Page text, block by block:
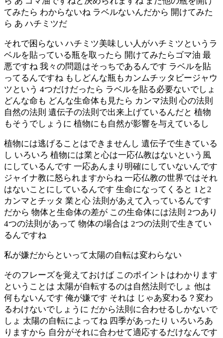
てみたら わからないね ラベルないんだから 開けてみた
ら あ ハチミツだ
それで困らない ハチミツ美味しい人がハチミツというラ
ベルを貼っている瓶を取ったら 開けてみたらゴマ油 最
悪ですね 我々の問題はそっちであるんです ラベルを貼
ってるんですね もしどんな瓶もカンムチッタビージャウ
ツという 4つだけだったら ラベルを貼る必要ないでしょ
どんな命も どんな生命体も見たら カンマ法則 心の法則
自然の法則 遺伝子の法則で出来上げているんだと 植物
もそうでしょうに 植物にも自然が影響を与えているし
植物には逃げることはできませんし 遺伝子で生きている
し いろいろ 植物には業と心は一応仏教はないという風
にしているんです 一応あんまり明確にしていないんです
ジャイナ教に怒られますからね 一応仏教の世界ではそれ
はないことにしているんです 生命になってくると 1と2
カンマとチッタ 業と心 法則があえて入っているんです
だから 物体と生命体の差が この生命体には法則 2つあり
4つの法則があって 物体の場合は 2つの法則で生きてい
るんですね
私が嫌だからといって太陽の自転は変わらない
そのフレーズを覚えておけば このポイントはわかります
ということは 太陽が自転するのは自然法則でしょ 他は
何もないんです 俺が嫌です それは じゃあ変わる？変わ
るわけないでしょうに だから法則に合わせるしかないで
しょ 太陽の自転によってね 四季があったり いろいろあ
りますから 自分がそれに合わせて適応するだけなんです